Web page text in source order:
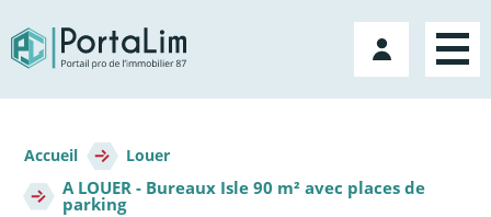
directement
au
contenu
Mon
compte
d'Ariane
Accueil Louer
A LOUER - Bureaux Isle 90 m² avec places de
parking